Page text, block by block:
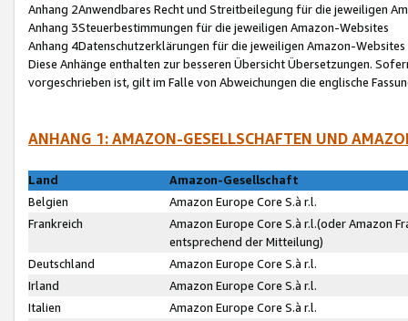
Anhang 2Anwendbares Recht und Streitbeilegung für die jeweiligen
Anhang 3Steuerbestimmungen für die jeweiligen Amazon-Websites
Anhang 4Datenschutzerklärungen für die jeweiligen Amazon-Websites
Diese Anhänge enthalten zur besseren Übersicht Übersetzungen.
vorgeschrieben ist, gilt im Falle von Abweichungen die englische
ANHANG 1: AMAZON-GESELLSCHAFTEN UND
Land
Amazon-Gesellschaft
Belgien
Amazon Europe Core S.à r.l.
Frankreich
Amazon Europe Core S.à r.l.(oder Amazon
entsprechend der Mitteilung)
Deutschland
Amazon Europe Core S.à r.l.
Irland
Amazon Europe Core S.à r.l.
Italien
Amazon Europe Core S.à r.l.